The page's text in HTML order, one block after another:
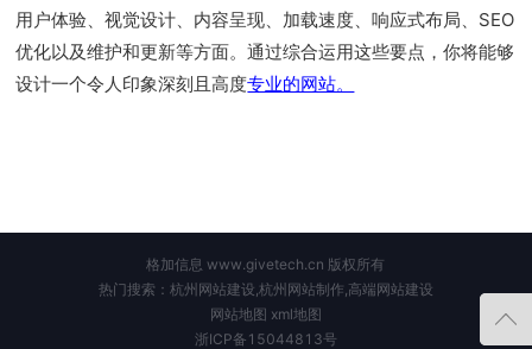
用户体验、视觉设计、内容呈现、加载速度、响应式布局、SEO
优化以及维护和更新等方面。通过综合运用这些要点，你将能够
设计一个令人印象深刻且高度专业的网站。
格加信息 www.givetech.cn 版权所有
热门搜索：杭州网站建设,杭州网站制作,高端网站建设
网站地图 xml地图
浙ICP备15044813号